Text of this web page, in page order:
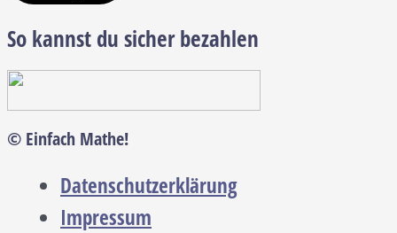
So kannst du sicher bezahlen
© Einfach Mathe!
Datenschutzerklärung
Impressum